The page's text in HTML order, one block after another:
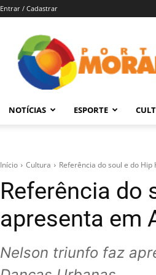
Entrar / Cadastrar
Morada
–
NOTÍCIAS ESPORTE
Início Cultura Referência do soul e do
Referência do
apresenta em
Nelson triunfo faz